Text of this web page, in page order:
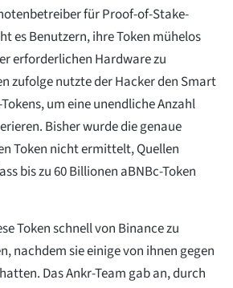
für Proof-of-Stake-
es Benutzern, ihre Token mühelos
erforderlichen Hardware zu
zufolge nutzte der Hacker den Smart
um eine unendliche Anzahl
Bisher wurde die genaue
Token nicht ermittelt, Quellen
bis zu 60 Billionen aBNBc-Token
Token schnell von Binance zu
nachdem sie einige von ihnen gegen
Das Ankr-Team gab an, durch